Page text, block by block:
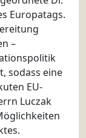
Europatags.
–
sodass eine
EU-
Luczak